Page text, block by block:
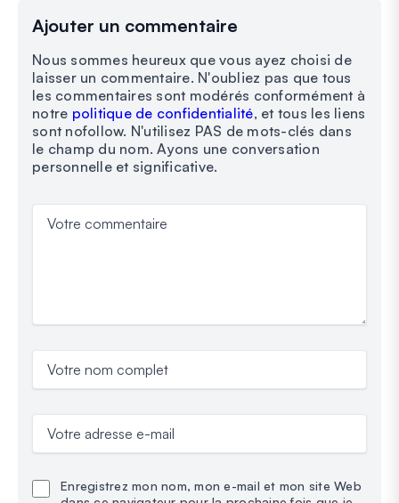
Ajouter un commentaire
Nous sommes heureux que vous ayez choisi de
laisser un commentaire. N'oubliez pas que tous
les commentaires sont modérés conformément à
notre politique de confidentialité, et tous les liens
sont nofollow. N'utilisez PAS de mots-clés dans
le champ du nom. Ayons une conversation
personnelle et significative.
Votre commentaire
Votre nom complet
Votre adresse e-mail
Enregistrez mon nom, mon e-mail et mon site Web